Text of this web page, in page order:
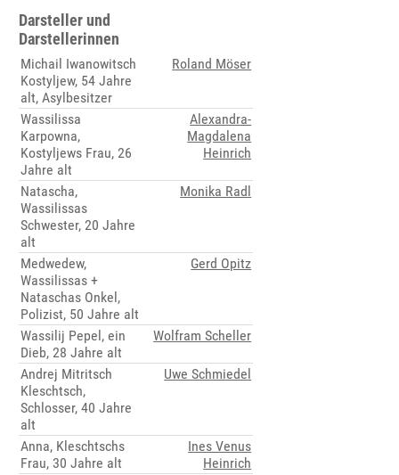
Darsteller und
Darstellerinnen
Michail Iwanowitsch
Kostyljew, 54 Jahre
alt, Asylbesitzer
Roland Möser
Wassilissa
Karpowna,
Kostyljews Frau, 26
Jahre alt
Alexandra-
Magdalena
Heinrich
Natascha,
Wassilissas
Schwester, 20 Jahre
alt
Monika Radl
Medwedew,
Wassilissas +
Nataschas Onkel,
Polizist, 50 Jahre alt
Gerd Opitz
Wassilij Pepel, ein
Dieb, 28 Jahre alt
Wolfram Scheller
Andrej Mitritsch
Kleschtsch,
Schlosser, 40 Jahre
alt
Uwe Schmiedel
Anna, Kleschtschs
Frau, 30 Jahre alt
Ines Venus
Heinrich